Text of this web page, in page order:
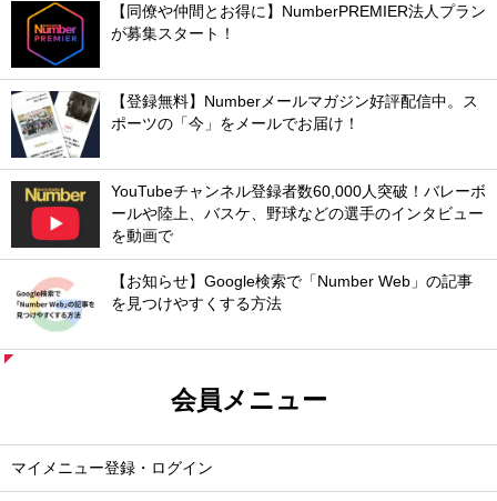
【同僚や仲間とお得に】NumberPREMIER法人プラン
が募集スタート！
【登録無料】Numberメールマガジン好評配信中。ス
ポーツの「今」をメールでお届け！
YouTubeチャンネル登録者数60,000人突破！バレーボ
ールや陸上、バスケ、野球などの選手のインタビュー
を動画で
【お知らせ】Google検索で「Number Web」の記事
を見つけやすくする方法
会員メニュー
マイメニュー登録・ログイン